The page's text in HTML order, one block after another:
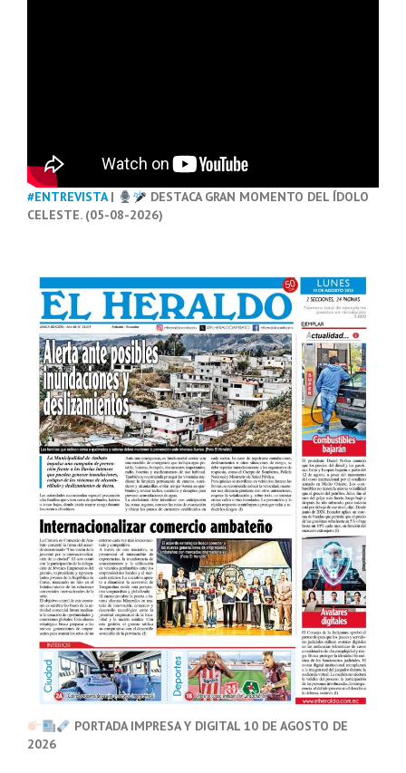
#ENTREVISTA|
DESTACA GRAN MOMENTO DEL ÍDOLO
CELESTE. (05-08-2026)
PORTADA IMPRESA Y DIGITAL 10 DE AGOSTO DE
2026